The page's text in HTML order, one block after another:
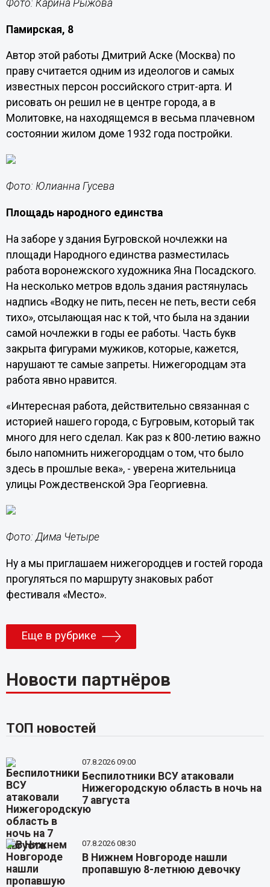
Фото: Карина Рыжова
Памирская, 8
Автор этой работы Дмитрий Аске (Москва) по
праву считается одним из идеологов и самых
известных персон российского стрит-арта. И
рисовать он решил не в центре города, а в
Молитовке, на находящемся в весьма плачевном
состоянии жилом доме 1932 года постройки.
Фото: Юлианна Гусева
Площадь народного единства
На заборе у здания Бугровской ночлежки на
площади Народного единства разместилась
работа воронежского художника Яна Посадского.
На несколько метров вдоль здания растянулась
надпись «Водку не пить, песен не петь, вести себя
тихо», отсылающая нас к той, что была на здании
самой ночлежки в годы ее работы. Часть букв
закрыта фигурами мужиков, которые, кажется,
нарушают те самые запреты. Нижегородцам эта
работа явно нравится.
«Интересная работа, действительно связанная с
историей нашего города, с Бугровым, который так
много для него сделал. Как раз к 800-летию важно
было напомнить нижегородцам о том, что было
здесь в прошлые века», - уверена жительница
улицы Рождественской Эра Георгиевна.
Фото: Дима Четыре
Ну а мы приглашаем нижегородцев и гостей города
прогуляться по маршруту знаковых работ
фестиваля «Место».
Еще в рубрике
Новости партнёров
ТОП новостей
07.8.2026 09:00
Беспилотники ВСУ атаковали
Нижегородскую область в ночь на
7 августа
07.8.2026 08:30
В Нижнем Новгороде нашли
пропавшую 8-летнюю девочку